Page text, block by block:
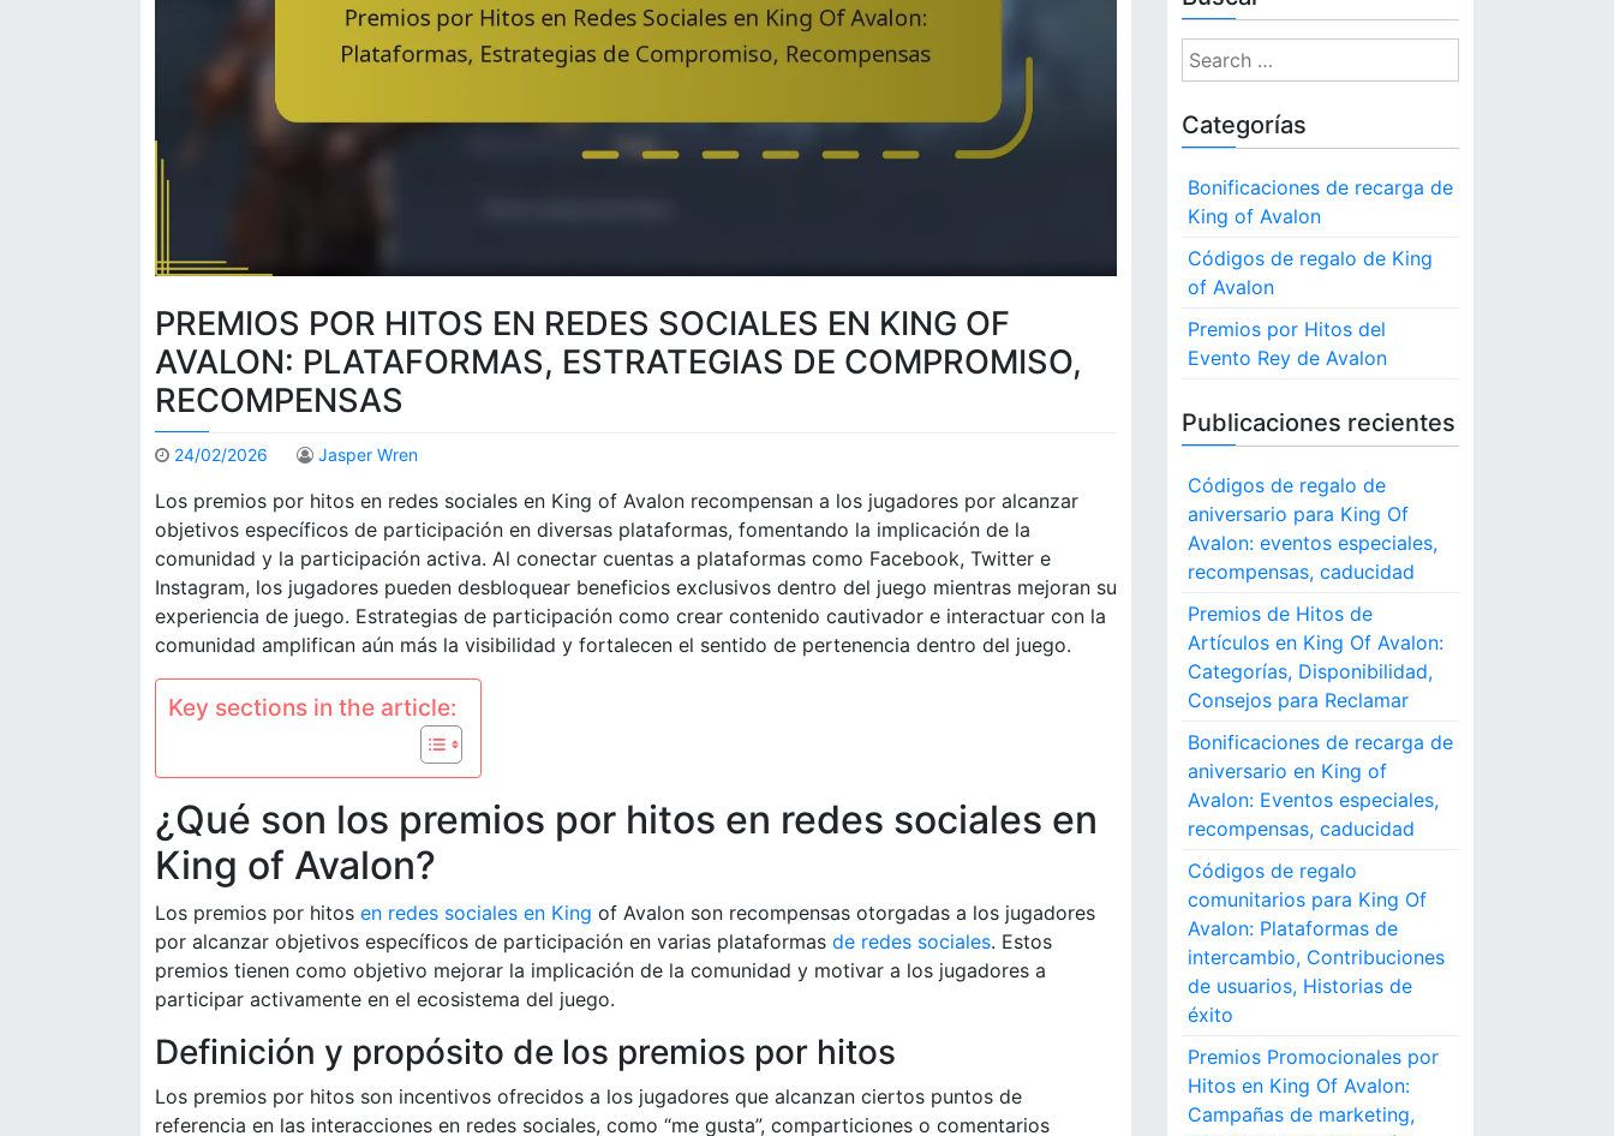
PREMIOS POR HITOS EN REDES SOCIALES EN KING OF
AVALON: PLATAFORMAS, ESTRATEGIAS DE COMPROMISO,
RECOMPENSAS
24/02/2026 Jasper Wren
Los premios por hitos en redes sociales en King of Avalon recompensan a los jugadores por alcanzar
objetivos específicos de participación en diversas plataformas, fomentando la implicación de la
comunidad y la participación activa. Al conectar cuentas a plataformas como Facebook, Twitter e
Instagram, los jugadores pueden desbloquear beneficios exclusivos dentro del juego mientras mejoran su
experiencia de juego. Estrategias de participación como crear contenido cautivador e interactuar con la
comunidad amplifican aún más la visibilidad y fortalecen el sentido de pertenencia dentro del juego.
Key sections in the article:
¿Qué son los premios por hitos en redes sociales en
King of Avalon?
Los premios por hitos en redes sociales en King of Avalon son recompensas otorgadas a los jugadores
por alcanzar objetivos específicos de participación en varias plataformas de redes sociales. Estos
premios tienen como objetivo mejorar la implicación de la comunidad y motivar a los jugadores a
participar activamente en el ecosistema del juego.
Definición y propósito de los premios por hitos
Los premios por hitos son incentivos ofrecidos a los jugadores que alcanzan ciertos puntos de
referencia en las interacciones en redes sociales, como “me gusta”, comparticiones o comentarios
S
e
a
r
h
o
Categorías
Bonificaciones de recarga de
King of Avalon
Códigos de regalo de King
of Avalon
Premios por Hitos del
Evento Rey de Avalon
Publicaciones recientes
Códigos de regalo de
aniversario para King Of
Avalon: eventos especiales,
recompensas, caducidad
Premios de Hitos de
Artículos en King Of Avalon:
Categorías, Disponibilidad,
Consejos para Reclamar
Bonificaciones de recarga de
aniversario en King of
Avalon: Eventos especiales,
recompensas, caducidad
Códigos de regalo
comunitarios para King Of
Avalon: Plataformas de
intercambio, Contribuciones
de usuarios, Historias de
éxito
Premios Promocionales por
Hitos en King Of Avalon:
Campañas de marketing,